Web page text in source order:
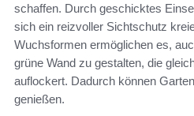
schaffen. Durch geschicktes
sich ein reizvoller Sichtschutz
Wuchsformen ermöglichen es,
grüne Wand zu gestalten, die
auflockert. Dadurch können
genießen.